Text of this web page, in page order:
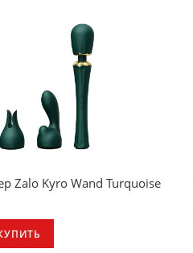
Zalo Kyro Wand Turquoise